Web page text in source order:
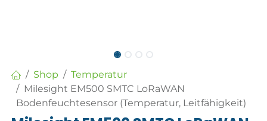
Shop
Temperatur
Milesight EM500 SMTC LoRaWAN
Bodenfeuchtesensor (Temperatur, Leitfähigkeit)